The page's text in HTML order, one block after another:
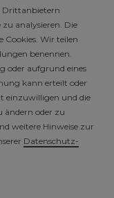
Drittanbietern
analysieren. Die
Wir teilen
benennen.
oder aufgrund eines
kann erteilt oder
einzuwilligen und die
oder zu
weitere Hinweise zur
Daten­schutz­